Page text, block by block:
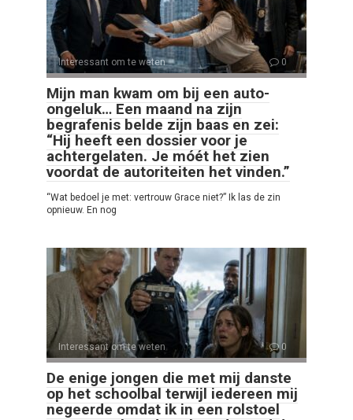
Interessant om te weten 0
Mijn man kwam om bij een auto-
ongeluk… Een maand na zijn
begrafenis belde zijn baas en zei:
“Hij heeft een dossier voor je
achtergelaten. Je móét het zien
voordat de autoriteiten het vinden.”
“Wat bedoel je met: vertrouw Grace niet?” Ik las de zin
opnieuw. En nog
Interessant om te weten 0
De enige jongen die met mij danste
op het schoolbal terwijl iedereen mij
negeerde omdat ik in een rolstoel